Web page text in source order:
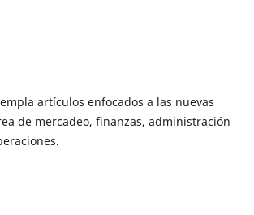
artículos enfocados a las nuevas
de mercadeo, finanzas, administración